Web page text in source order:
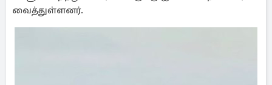
வைத்துள்ளனர்.